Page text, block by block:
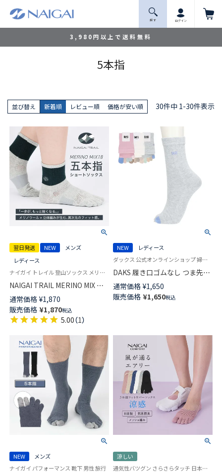
3,980円以上で送料無料
探 す ログイン
5本指
並び替え 新着順 レビュー順 価格が安い順 30件中 1-30件表示
翌日発送 NEW
メンズ
レディース
ナイガイ トレイル 登山ソックス メリノウール混 送料無料 ユニセックス
NAIGAI TRAIL MERINO MIX メ
リノウール18％ 5本指 スポーツ
ソックス アーチフィットサポー
ト メッシュ＆足底滑り止め付
ショート丈 メンズ レディース
通常価格 ¥1,870
販売価格 ¥1,870税込
5.00（1）
NEW
レディース
ダックス 公式オンラインショップ 婦人 靴下
DAKS 履き口ゴムなし つま先切
替5本指 クルー丈 レディース ソ
ックス 靴下 女性 プレゼント ギ
フト 無料ラッピング 03367085
通常価格 ¥1,650
販売価格 ¥1,650税込
NEW
メンズ
ナイガイ パフォーマンス 靴下 男性 旅行
涼しい
通気性バツグン さらさらタッチ 日本製 女性 婦人 靴下